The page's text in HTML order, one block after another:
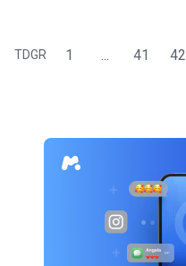
TDGR 1 ... 41 42